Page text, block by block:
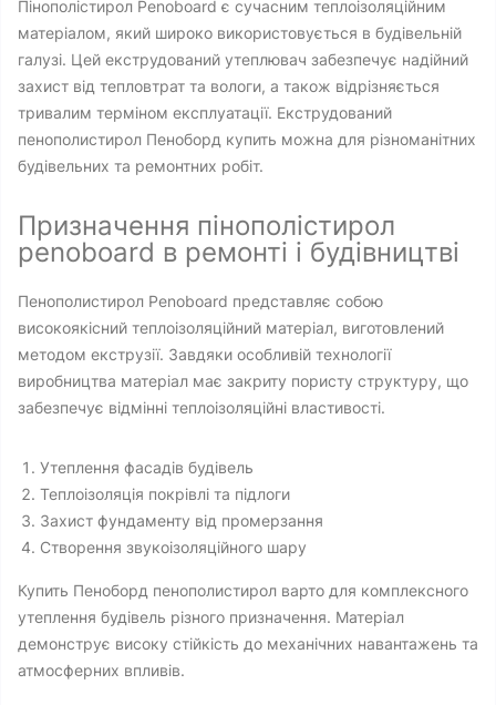
Пінополістирол Penoboard є сучасним теплоізоляційним
матеріалом, який широко використовується в будівельній
галузі. Цей екструдований утеплювач забезпечує надійний
захист від тепловтрат та вологи, а також відрізняється
тривалим терміном експлуатації. Екструдований
пенополистирол Пеноборд купить можна для різноманітних
будівельних та ремонтних робіт.
Призначення пінополістирол
penoboard в ремонті і будівництві
Пенополистирол Penoboard представляє собою
високоякісний теплоізоляційний матеріал, виготовлений
методом екструзії. Завдяки особливій технології
виробництва матеріал має закриту пористу структуру, що
забезпечує відмінні теплоізоляційні властивості.
Утеплення фасадів будівель
Теплоізоляція покрівлі та підлоги
Захист фундаменту від промерзання
Створення звукоізоляційного шару
Купить Пеноборд пенополистирол варто для комплексного
утеплення будівель різного призначення. Матеріал
демонструє високу стійкість до механічних навантажень та
атмосферних впливів.